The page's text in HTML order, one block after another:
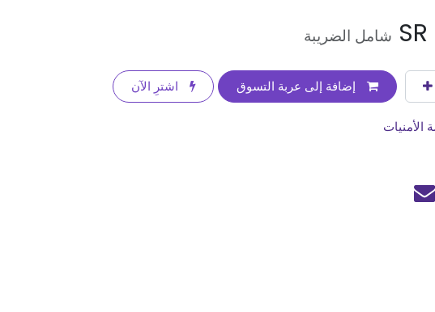
شامل الضريبة
إضافة إلى عربة التسوق اشترِ الآن